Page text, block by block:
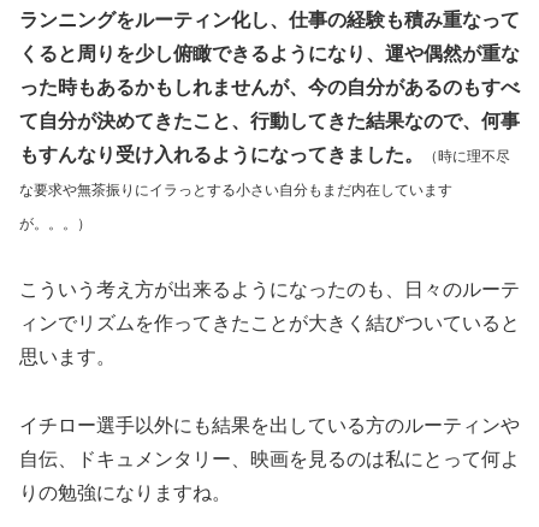
ランニングをルーティン化し、仕事の経験も積み重なって
くると周りを少し俯瞰できるようになり、運や偶然が重な
った時もあるかもしれませんが、今の自分があるのもすべ
て自分が決めてきたこと、行動してきた結果なので、何事
もすんなり受け入れるようになってきました。
（時に理不尽
な要求や無茶振りにイラっとする小さい自分もまだ内在しています
が。。。）
こういう考え方が出来るようになったのも、日々のルーテ
ィンでリズムを作ってきたことが大きく結びついていると
思います。
イチロー選手以外にも結果を出している方のルーティンや
自伝、ドキュメンタリー、映画を見るのは私にとって何よ
りの勉強になりますね。